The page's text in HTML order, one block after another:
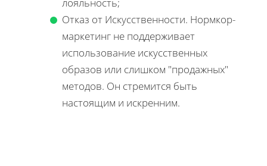
Отказ от Искусственности. Нормкор-
маркетинг не поддерживает
использование искусственных
образов или слишком "продажных"
методов. Он стремится быть
настоящим и искренним.